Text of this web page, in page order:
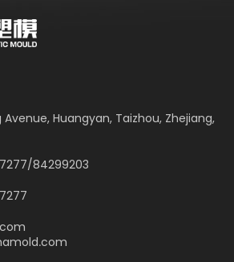
Avenue, Huangyan, Taizhou, Zhejiang,
84299203